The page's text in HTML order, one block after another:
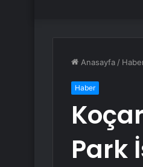
Anasayfa /
Haber
Park